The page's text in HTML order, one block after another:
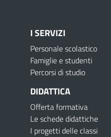
I SERVIZI
Personale scolastico
Famiglie e studenti
Percorsi di studio
DIDATTICA
Offerta formativa
Le schede didattiche
I progetti delle classi